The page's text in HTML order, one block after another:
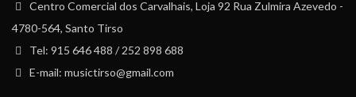
Centro Comercial dos Carvalhais, Loja 92 Rua Zulmira Azevedo -
4780-564, Santo Tirso
Tel: 915 646 488 / 252 898 688
E-mail: musictirso@gmail.com